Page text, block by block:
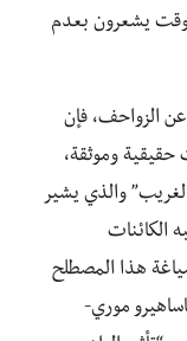
يشعرون بعدم
الزواحف، فإن
حقيقية وموثقة،
والذي يشير
الكائنات
هذا المصطلح
موري-